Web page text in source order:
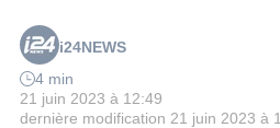
i24NEWS
4 min
21 juin 2023 à 12:49
dernière modification 21 juin 2023 à